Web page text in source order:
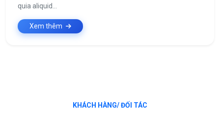
quia aliquid...
Xem thêm
KHÁCH HÀNG/ ĐỐI TÁC